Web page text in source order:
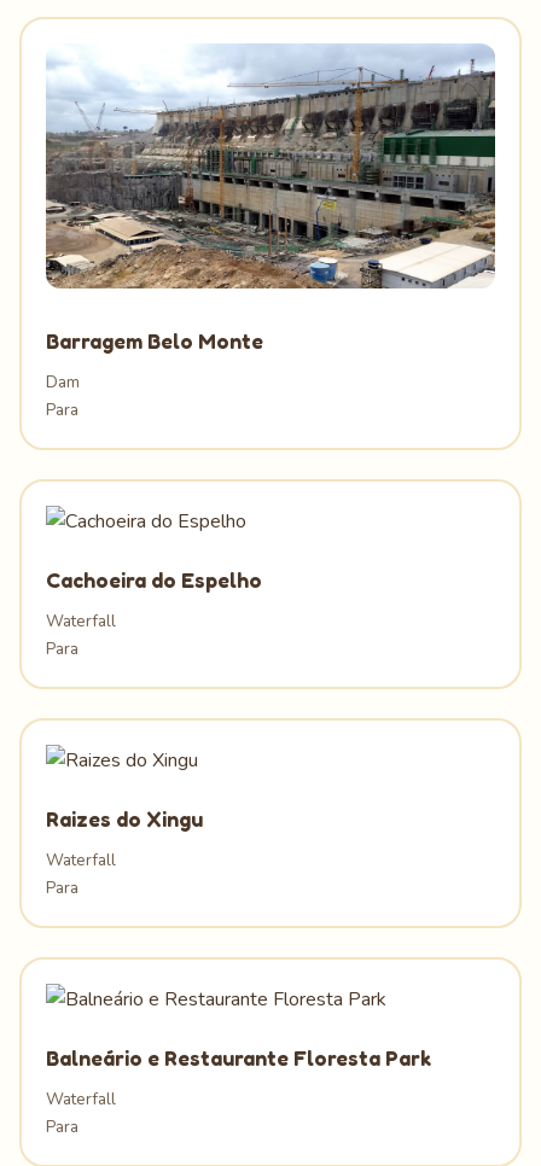
Barragem Belo Monte
Dam
Para
Cachoeira do Espelho
Waterfall
Para
Raizes do Xingu
Waterfall
Para
Balneário e Restaurante Floresta Park
Waterfall
Para